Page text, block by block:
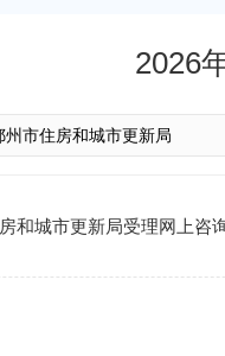
2026
州市住房和城市更新局
城市更新局受理网上咨